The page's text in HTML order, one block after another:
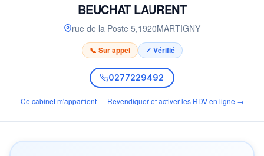
BEUCHAT LAURENT
rue de la Poste 5,1920MARTIGNY
📞 Sur appel ✓ Vérifié
0277229492
Ce cabinet m'appartient — Revendiquer et activer les RDV en ligne →